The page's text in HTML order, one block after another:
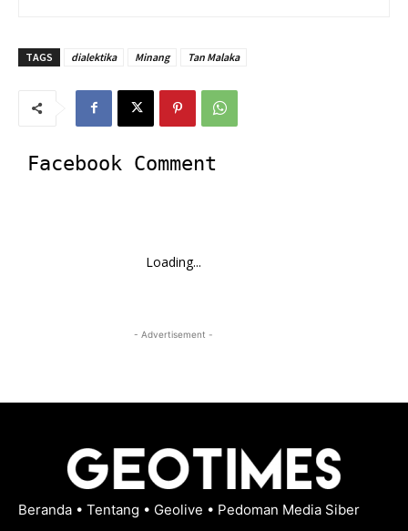
TAGS dialektika Minang Tan Malaka
Facebook Comment
Loading...
- Advertisement -
Beranda • Tentang • Geolive • Pedoman Media Siber